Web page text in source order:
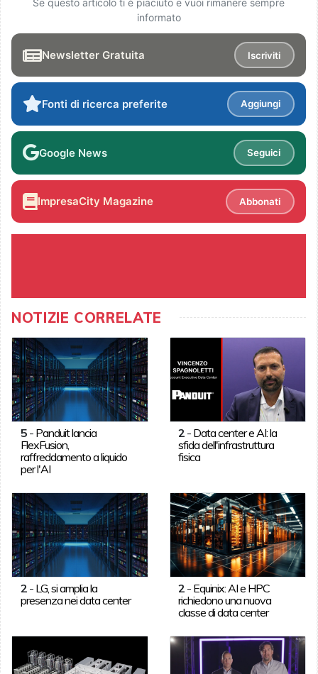
Se questo articolo ti è piaciuto e vuoi rimanere sempre
informato
Newsletter Gratuita Iscriviti
Fonti di ricerca preferite Aggiungi
Google News Seguici
ImpresaCity Magazine Abbonati
NOTIZIE CORRELATE
5- Panduit lancia
FlexFusion,
raffreddamento a liquido
per l'AI
2 - Data center e AI: la
sfida dell'infrastruttura
fisica
2- LG, si amplia la
presenza nei data center
2 - Equinix: AI e HPC
richiedono una nuova
classe di data center